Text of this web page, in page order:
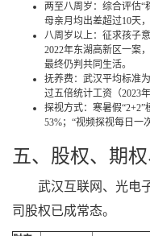
两至八周岁：综合评估“
母亲月均出差超过10天
八周岁以上：征求孩子
2022年东湖高新区一案
最终仍判共同生活。
抚养费：武汉平均标准
过五倍统计工资（2023
探视方式：寒暑假
53%；“视频探视每日一
五、股权、期
武汉互联网、光电
司股权已成常态。